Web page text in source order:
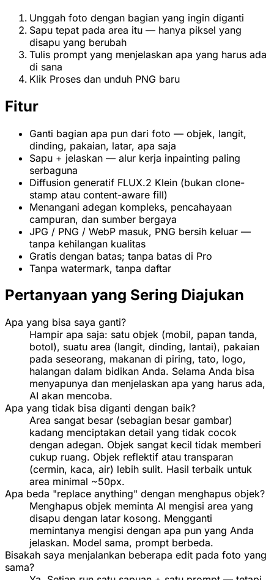
Unggah foto dengan bagian yang ingin diganti
Sapu tepat pada area itu — hanya piksel yang
disapu yang berubah
Tulis prompt yang menjelaskan apa yang harus ada
di sana
Klik Proses dan unduh PNG baru
Fitur
Ganti bagian apa pun dari foto — objek, langit,
dinding, pakaian, latar, apa saja
Sapu + jelaskan — alur kerja inpainting paling
serbaguna
Diffusion generatif FLUX.2 Klein (bukan clone-
stamp atau content-aware fill)
Menangani adegan kompleks, pencahayaan
campuran, dan sumber bergaya
JPG / PNG / WebP masuk, PNG bersih keluar —
tanpa kehilangan kualitas
Gratis dengan batas; tanpa batas di Pro
Tanpa watermark, tanpa daftar
Pertanyaan yang Sering Diajukan
Apa yang bisa saya ganti?
Hampir apa saja: satu objek (mobil, papan tanda,
botol), suatu area (langit, dinding, lantai), pakaian
pada seseorang, makanan di piring, tato, logo,
halangan dalam bidikan Anda. Selama Anda bisa
menyapunya dan menjelaskan apa yang harus ada,
AI akan mencoba.
Apa yang tidak bisa diganti dengan baik?
Area sangat besar (sebagian besar gambar)
kadang menciptakan detail yang tidak cocok
dengan adegan. Objek sangat kecil tidak memberi
cukup ruang. Objek reflektif atau transparan
(cermin, kaca, air) lebih sulit. Hasil terbaik untuk
area minimal ~50px.
Apa beda "replace anything" dengan menghapus objek?
Menghapus objek meminta AI mengisi area yang
disapu dengan latar kosong. Mengganti
memintanya mengisi dengan apa pun yang Anda
jelaskan. Model sama, prompt berbeda.
Bisakah saya menjalankan beberapa edit pada foto yang
sama?